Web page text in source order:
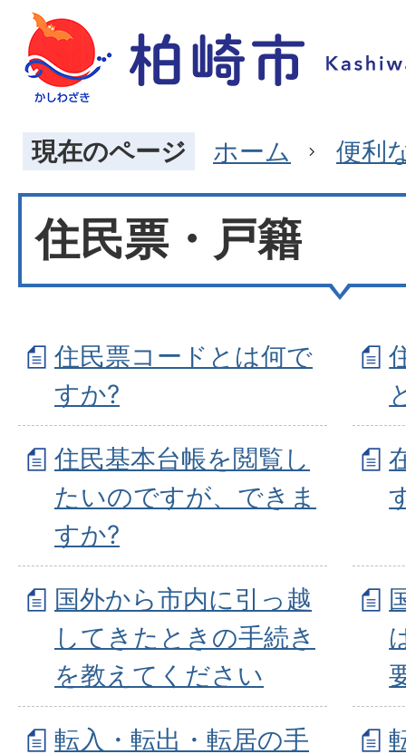
現在のページ ホーム 便利
住民票・戸籍
住民票コードとは何で
すか?
住民基本台帳を閲覧し
たいのですが、できま
すか?
国外から市内に引っ越
してきたときの手続き
を教えてください
転入・転出・転居の手